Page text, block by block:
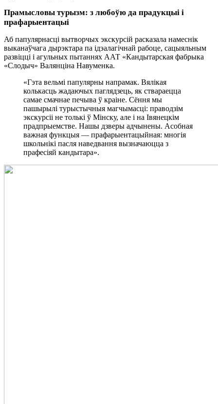
Прамысловы турызм: з любоўю да прадукцыі і
прафарыентацыі
Аб папулярнасці вытворчых экскурсій расказала намеснік
выканаўчага дырэктара па ідэалагічнай рабоце, сацыяльным
развіцці і агульных пытаннях ААТ «Кандытарская фабрыка
«Слодыч» Валянціна Навуменка.
«Гэта вельмі папулярны напрамак. Вялікая
колькасць жадаючых паглядзець, як ствараецца
самае смачнае печыва ў краіне. Сёння мы
пашырылі турыстычныя магчымасці: праводзім
экскурсіі не толькі ў Мінску, але і на Івянецкім
прадпрыемстве. Нашы дзверы адчынены. Асобная
важная функцыя — прафарыентацыйная: многія
школьнікі пасля наведвання вызначаюцца з
прафесіяй кандытара».